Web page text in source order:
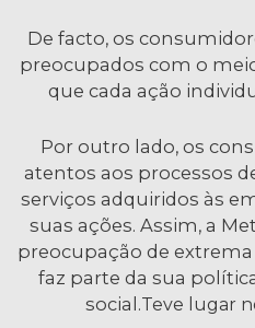
De facto, os
preocupados com o
que cada ação
Por outro lado, os
atentos aos processos
serviços adquiridos às
suas ações. Assim, a
preocupação de
faz parte da sua
social.Teve lugar